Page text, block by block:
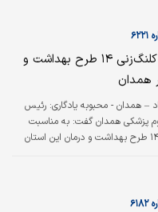
افتتاح و کلنگ‌‌‌زنی ۱۴ طرح بهداشت و
همدان
– همدان - محبوبه یادگاری: رئیس
پزشکی همدان گفت: به مناسبت
دهه فجر، ۱۴ طرح بهداشت و درمان این استان
از این طرح‌‌‌ها هزینه شده